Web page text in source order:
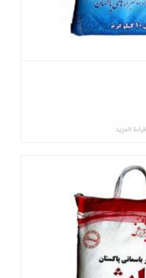
قراءة المزيد